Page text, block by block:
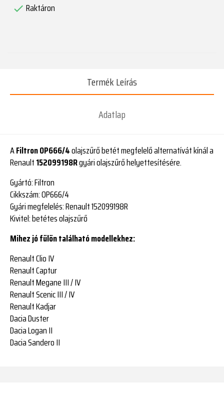
 Raktáron
Termék Leírás
Adatlap
AFiltron OP666/4olajszűrő betét megfelelő alternatívát kínál a
Renault152099198Rgyári olajszűrő helyettesítésére.
Gyártó:Filtron
Cikkszám:OP666/4
Gyári megfelelés:Renault 152099198R
Kivitel:betétes olajszűrő
Mihez jó fülön található modellekhez:
Renault Clio IV
Renault Captur
Renault Megane III / IV
Renault Scenic III / IV
Renault Kadjar
Dacia Duster
Dacia Logan II
Dacia Sandero II